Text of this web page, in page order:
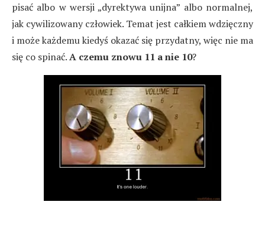
pisać albo w wersji „dyrektywa unijna” albo normalnej,
jak cywilizowany człowiek. Temat jest całkiem wdzięczny
i może każdemu kiedyś okazać się przydatny, więc nie ma
się co spinać.A czemu znowu 11 a nie 10?